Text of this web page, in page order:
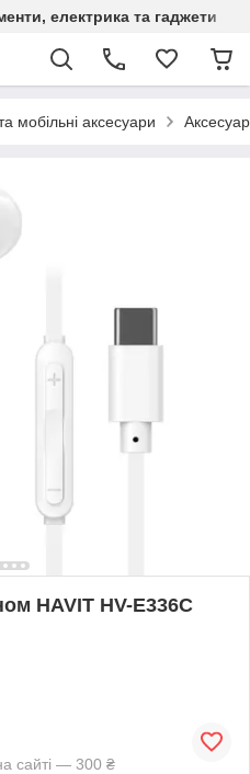
електрика та гаджети
мобільні аксесуари
HAVIT HV-E336C
сайті — 300 ₴